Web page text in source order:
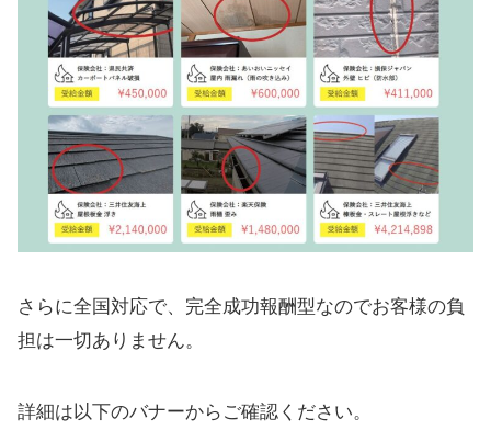
さらに全国対応で、完全成功報酬型なのでお客様の負
担は一切ありません。
詳細は以下のバナーからご確認ください。